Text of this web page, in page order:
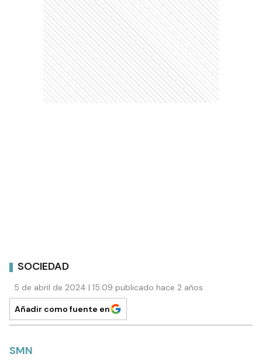
SOCIEDAD
5 de abril de 2024 | 15:09 publicado hace 2 años
Añadir como fuente en
SMN